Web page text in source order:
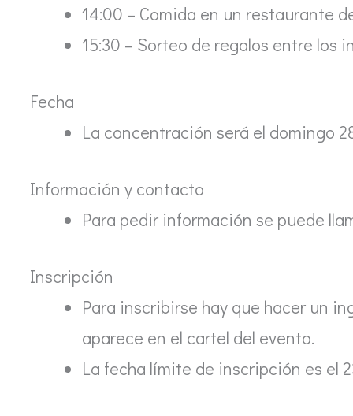
14:00 – Comida en un restaurante
15:30 – Sorteo de regalos entre los
Fecha
La concentración será el domingo
Información y contacto
Para pedir información se puede
Inscripción
Para inscribirse hay que hacer un
aparece en el cartel del evento.
La fecha límite de inscripción es el